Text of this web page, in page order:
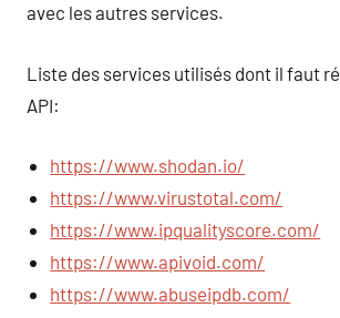
avec les autres services.
Liste des services utilisés dont il faut
API:
https://www.shodan.io/
https://www.virustotal.com/
https://www.ipqualityscore.com/
https://www.apivoid.com/
https://www.abuseipdb.com/